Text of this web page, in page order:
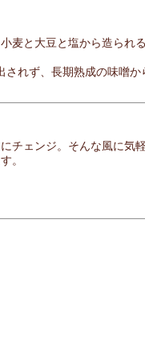
麦と大豆と塩から造られ
れず、長期熟成の味噌
チェンジ。そんな風に気
。